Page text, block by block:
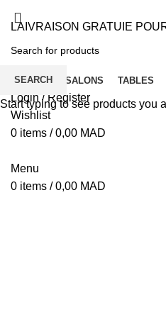
LAIVRAISON GRATUIE
ACCUEIL SALONS TABLES
Login / Register
Wishlist
0 items / 0,00 MAD
Menu
0 items / 0,00 MAD
SEARCH
Start typing to see products you